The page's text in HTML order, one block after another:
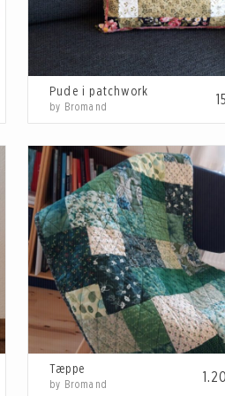
Pude i patchwork
by Bromand
Tæppe
by Bromand